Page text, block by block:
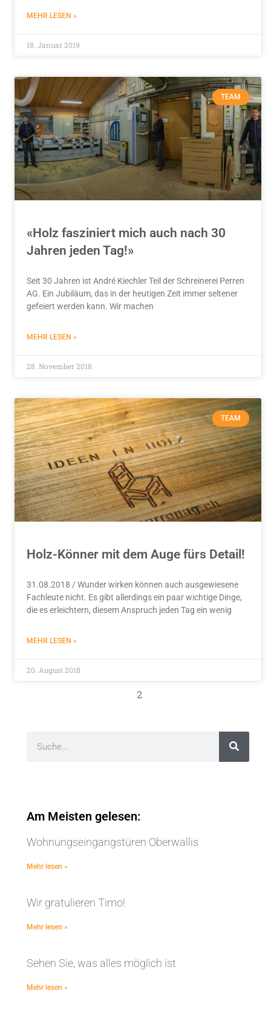
MEHR LESEN »
18. Januar 2019
TEAM
«Holz fasziniert mich auch nach 30
Jahren jeden Tag!»
Seit 30 Jahren ist André Kiechler Teil der Schreinerei Perren
AG. Ein Jubiläum, das in der heutigen Zeit immer seltener
gefeiert werden kann. Wir machen
MEHR LESEN »
28. November 2018
TEAM
Holz-Könner mit dem Auge fürs Detail!
31.08.2018 / Wunder wirken können auch ausgewiesene
Fachleute nicht. Es gibt allerdings ein paar wichtige Dinge,
die es erleichtern, diesem Anspruch jeden Tag ein wenig
MEHR LESEN »
20. August 2018
2
Am Meisten gelesen:
Wohnungseingangstüren Oberwallis
Mehr lesen »
Wir gratulieren Timo!
Mehr lesen »
Sehen Sie, was alles möglich ist
Mehr lesen »